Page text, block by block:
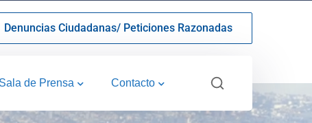
Denuncias Ciudadanas/ Peticiones Razonadas
Sala de Prensa Contacto